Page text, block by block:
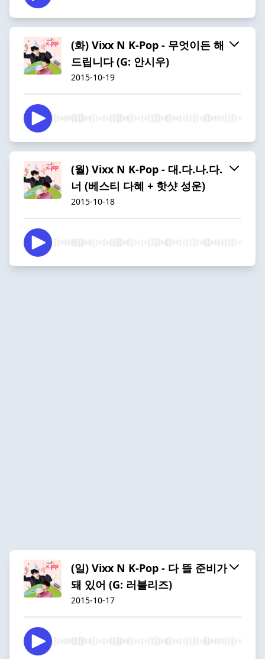
(화) Vixx N K-Pop - 무엇이든 해
드립니다 (G: 안시우)
2015-10-19
(월) Vixx N K-Pop - 대.다.나.다.
너 (베스티 다혜 + 핫샷 성운)
2015-10-18
(일) Vixx N K-Pop - 다 뜰 준비가
돼 있어 (G: 러블리즈)
2015-10-17